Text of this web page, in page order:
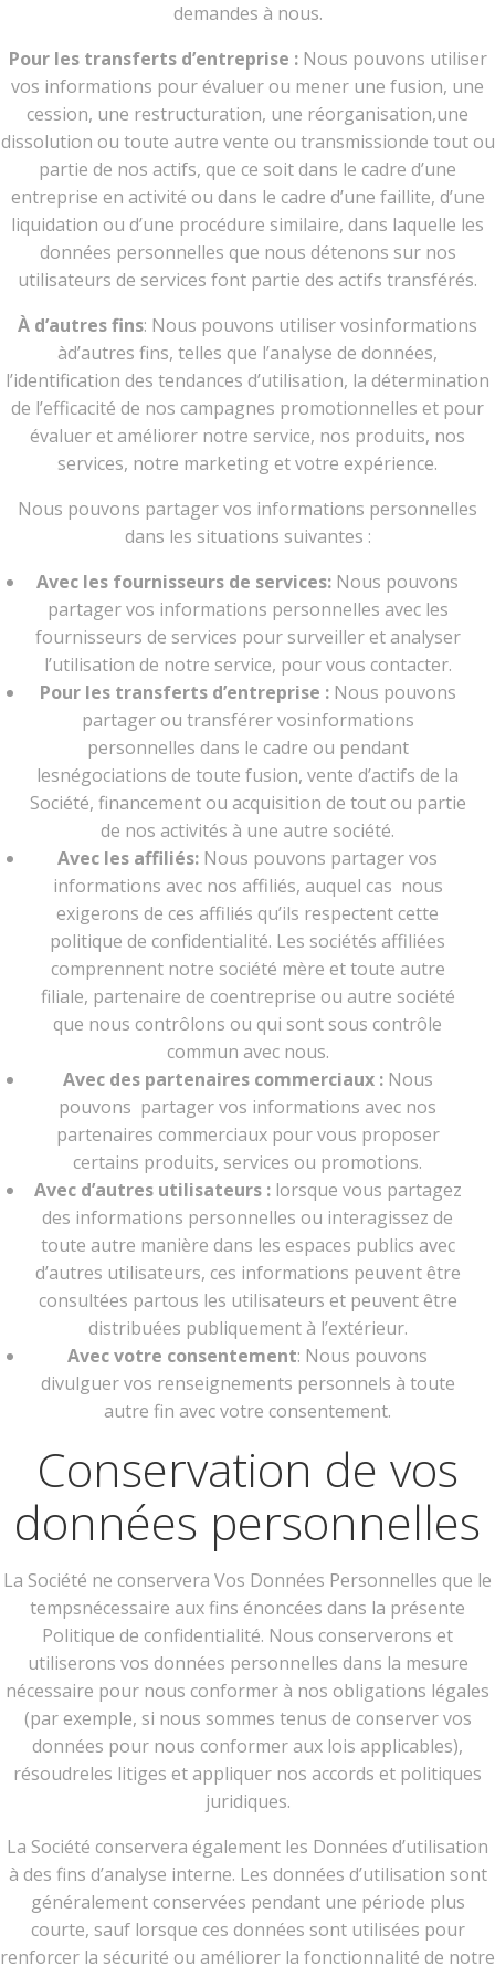
demandes à nous.
Pour les transferts d’entreprise :Nous pouvons utiliser
vos informations pour évaluer ou mener une fusion, une
cession, une restructuration, une réorganisation,une
dissolution ou toute autre vente ou transmissionde tout ou
partie de nos actifs, que ce soit dans le cadre d’une
entreprise en activité ou dans le cadre d’une faillite, d’une
liquidation ou d’une procédure similaire, dans laquelle les
données personnelles que nous détenons sur nos
utilisateurs de services font partie des actifs transférés.
À d’autres fins: Nous pouvons utiliser vosinformations
àd’autres fins, telles que l’analyse de données,
l’identification des tendances d’utilisation, la détermination
de l’efficacité de nos campagnes promotionnelles et pour
évaluer et améliorer notre service, nos produits, nos
services, notre marketing et votre expérience.
Nous pouvons partager vos informations personnelles
dans les situations suivantes :
Avec les fournisseurs de services: Nous pouvons
partager vos informations personnelles avec les
fournisseurs de services pour surveiller et analyser
l’utilisation de notre service, pour vous contacter.
Pour les transferts d’entreprise :Nous pouvons
partager ou transférer vosinformations
personnelles dans le cadre ou pendant
lesnégociations de toute fusion, vente d’actifs de la
Société, financement ou acquisition de tout ou partie
de nos activités à une autre société.
Avec les affiliés: Nous pouvons partager vos
informations avec nos affiliés, auquel cas nous
exigerons de ces affiliés qu’ils respectent cette
politique de confidentialité. Les sociétés affiliées
comprennent notre société mère et toute autre
filiale, partenaire de coentreprise ou autre société
que nous contrôlons ou qui sont sous contrôle
commun avec nous.
Avec des partenaires commerciaux :Nous
pouvons partager vos informations avec nos
partenaires commerciaux pour vous proposer
certains produits, services ou promotions.
Avec d’autres utilisateurs :lorsque vous partagez
des informations personnelles ou interagissez de
toute autre manière dans les espaces publics avec
d’autres utilisateurs, ces informations peuvent être
consultées partous les utilisateurs et peuvent être
distribuées publiquement à l’extérieur.
Avec votre consentement: Nous pouvons
divulguer vos renseignements personnels à toute
autre fin avec votre consentement.
Conservation de vos
données personnelles
La Société ne conservera Vos Données Personnelles que le
tempsnécessaire aux fins énoncées dans la présente
Politique de confidentialité. Nous conserverons et
utiliserons vos données personnelles dans la mesure
nécessaire pour nous conformer à nos obligations légales
(par exemple, si nous sommes tenus de conserver vos
données pour nous conformer aux lois applicables),
résoudreles litiges et appliquer nos accords et politiques
juridiques.
La Société conservera également les Données d’utilisation
à des fins d’analyse interne. Les données d’utilisation sont
généralement conservées pendant une période plus
courte, sauf lorsque ces données sont utilisées pour
renforcer la sécurité ou améliorer la fonctionnalité de notre